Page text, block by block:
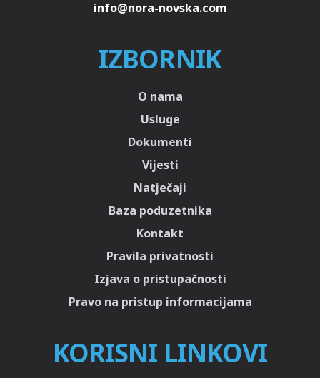
IZBORNIK
O nama
Usluge
Dokumenti
Vijesti
Natječaji
Baza poduzetnika
Kontakt
Pravila privatnosti
Izjava o pristupačnosti
Pravo na pristup informacijama
KORISNI LINKOVI